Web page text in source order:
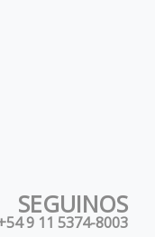
SEGUINOS
9 11 5374-8003